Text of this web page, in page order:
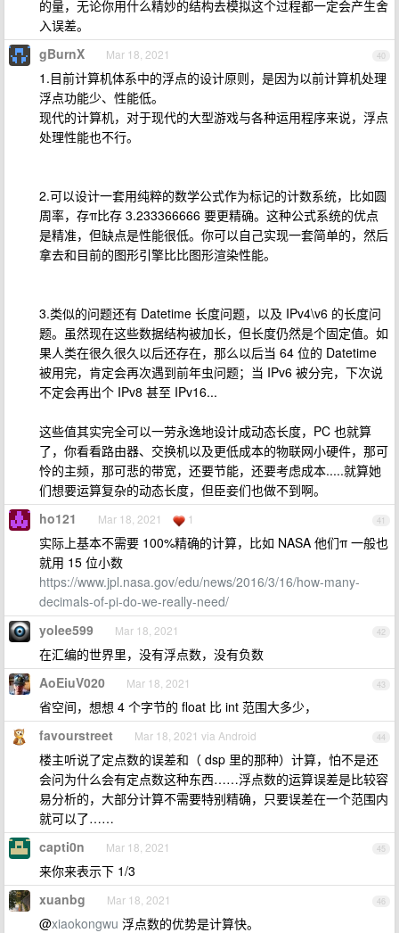
的量，无论你用什么精妙的结构去模拟这个过程都一定会产生舍
入误差。
40
gBurnX Mar 18, 2021
1.目前计算机体系中的浮点的设计原则，是因为以前计算机处理
浮点功能少、性能低。
现代的计算机，对于现代的大型游戏与各种运用程序来说，浮点
处理性能也不行。
2.可以设计一套用纯粹的数学公式作为标记的计数系统，比如圆
周率，存π比存 3.233366666 要更精确。这种公式系统的优点
是精准，但缺点是性能很低。你可以自己实现一套简单的，然后
拿去和目前的图形引擎比比图形渲染性能。
3.类似的问题还有 Datetime 长度问题，以及 IPv4\v6 的长度问
题。虽然现在这些数据结构被加长，但长度仍然是个固定值。如
果人类在很久很久以后还存在，那么以后当 64 位的 Datetime
被用完，肯定会再次遇到前年虫问题；当 IPv6 被分完，下次说
不定会再出个 IPv8 甚至 IPv16...
这些值其实完全可以一劳永逸地设计成动态长度，PC 也就算
了，你看看路由器、交换机以及更低成本的物联网小硬件，那可
怜的主频，那可悲的带宽，还要节能，还要考虑成本.....就算她
们想要运算复杂的动态长度，但臣妾们也做不到啊。
41
ho121 Mar 18, 2021 1
实际上基本不需要 100%精确的计算，比如 NASA 他们π 一般也
就用 15 位小数
https://www.jpl.nasa.gov/edu/news/2016/3/16/how-many-
decimals-of-pi-do-we-really-need/
42
yolee599 Mar 18, 2021
在汇编的世界里，没有浮点数，没有负数
43
AoEiuV020 Mar 18, 2021
省空间，想想 4 个字节的 float 比 int 范围大多少，
44
favourstreet Mar 18, 2021 via Android
楼主听说了定点数的误差和（ dsp 里的那种）计算，怕不是还
会问为什么会有定点数这种东西……浮点数的运算误差是比较容
易分析的，大部分计算不需要特别精确，只要误差在一个范围内
就可以了……
45
capti0n Mar 18, 2021
来你来表示下 1/3
46
xuanbg Mar 18, 2021
@xiaokongwu 浮点数的优势是计算快。